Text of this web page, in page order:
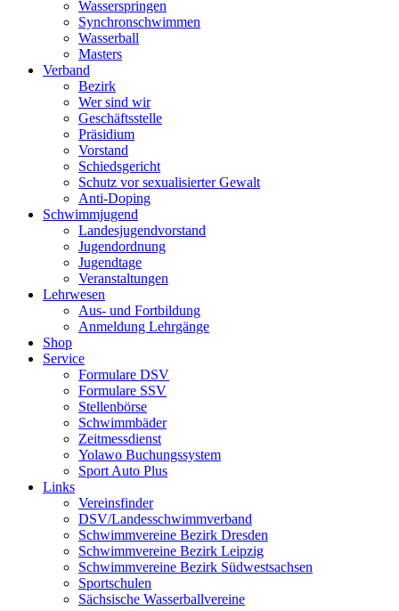
Wasserspringen
Synchronschwimmen
Wasserball
Masters
Verband
Bezirk
Wer sind wir
Geschäftsstelle
Präsidium
Vorstand
Schiedsgericht
Schutz vor sexualisierter Gewalt
Anti-Doping
Schwimmjugend
Landesjugendvorstand
Jugendordnung
Jugendtage
Veranstaltungen
Lehrwesen
Aus- und Fortbildung
Anmeldung Lehrgänge
Shop
Service
Formulare DSV
Formulare SSV
Stellenbörse
Schwimmbäder
Zeitmessdienst
Yolawo Buchungssystem
Sport Auto Plus
Links
Vereinsfinder
DSV/Landesschwimmverband
Schwimmvereine Bezirk Dresden
Schwimmvereine Bezirk Leipzig
Schwimmvereine Bezirk Südwestsachsen
Sportschulen
Sächsische Wasserballvereine